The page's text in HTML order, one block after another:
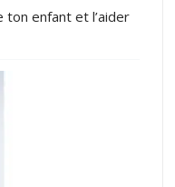
enfant et l’aider